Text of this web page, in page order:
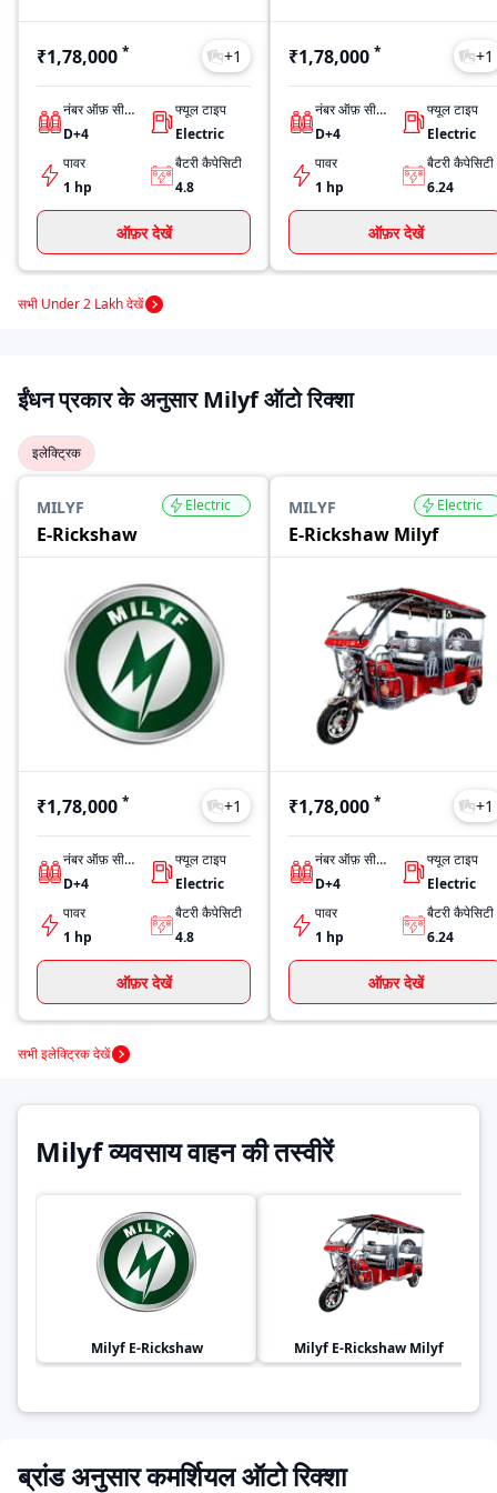
₹1,78,000 * +1
नंबर ऑफ़ सीट्स
D+4
फ्यूल टाइप
Electric
पावर
1 hp
बैटरी कैपेसिटी
4.8
ऑफ़र देखें
₹1,78,000 * +1
नंबर ऑफ़ सीट्स
D+4
फ्यूल टाइप
Electric
पावर
1 hp
बैटरी कैपेसिटी
6.24
ऑफ़र देखें
सभी Under 2 Lakh देखें
ईंधन प्रकार के अनुसार Milyf ऑटो रिक्शा
इलेक्ट्रिक
MILYF
E-Rickshaw
Electric
₹1,78,000 * +1
नंबर ऑफ़ सीट्स
D+4
फ्यूल टाइप
Electric
पावर
1 hp
बैटरी कैपेसिटी
4.8
ऑफ़र देखें
MILYF
E-Rickshaw Milyf
Electric
₹1,78,000 * +1
नंबर ऑफ़ सीट्स
D+4
फ्यूल टाइप
Electric
पावर
1 hp
बैटरी कैपेसिटी
6.24
ऑफ़र देखें
सभी इलेक्ट्रिक देखें
Milyf व्यवसाय वाहन की तस्वीरें
Milyf E-Rickshaw Milyf E-Rickshaw Milyf
ब्रांड अनुसार कमर्शियल ऑटो रिक्शा